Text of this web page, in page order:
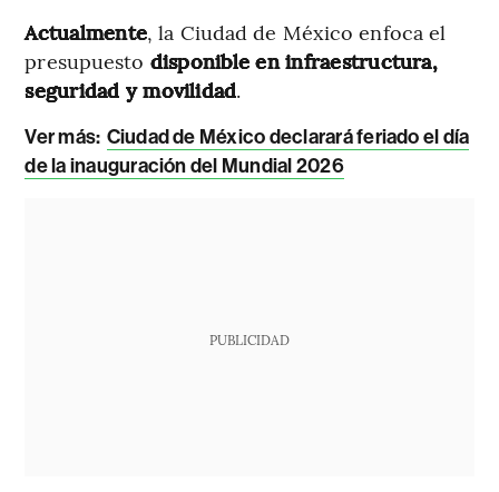
Actualmente, la Ciudad de México enfoca el
presupuesto disponible en infraestructura,
seguridad y movilidad.
Ver más: Ciudad de México declarará feriado el día
de la inauguración del Mundial 2026
PUBLICIDAD